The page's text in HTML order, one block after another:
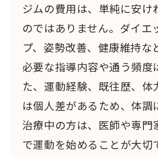
ジムの費用は、単純に安け
のではありません。ダイエ
プ、姿勢改善、健康維持な
必要な指導内容や通う頻度
た、運動経験、既往歴、体
は個人差があるため、体調
治療中の方は、医師や専門
で運動を始めることが大切